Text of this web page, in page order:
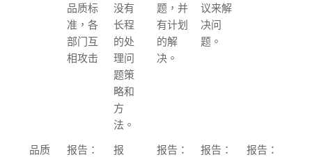
品质标
准，各
部门互
相攻击
没有
长程
的处
理问
题策
略和
方
法。
题，并
有计划
的解
决。
议来解
决问
题。
品质
报告：
报
报告：
报告：
报告：